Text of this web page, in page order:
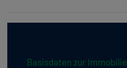
Basisdaten zur Immobilie